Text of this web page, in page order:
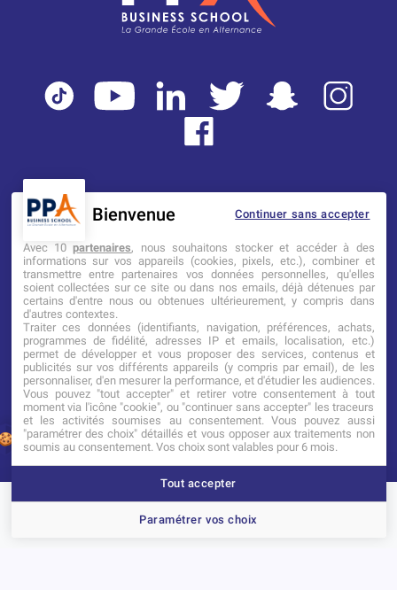
Mentions légales Tarifs CGI
Établissement d’Enseignement
Supérieur Technique Privé
Dernière mise à jour : Novembre 2025
Portes ouvertes
Continuer sans accepter
Bienvenue
Avec 10partenaires, nous souhaitons stocker et accéder à des
informations sur vos appareils (cookies, pixels, etc.), combiner et
transmettre entre partenaires vos données personnelles, qu'elles
soient collectées sur ce site ou dans nos emails, déjà détenues par
certains d'entre nous ou obtenues ultérieurement, y compris dans
d'autres contextes.
Traiter ces données (identifiants, navigation, préférences, achats,
programmes de fidélité, adresses IP et emails, localisation, etc.)
permet de développer et vous proposer des services, contenus et
publicités sur vos différents appareils (y compris par email), de les
personnaliser, d'en mesurer la performance, et d'étudier les audiences.
Vous pouvez "tout accepter" et retirer votre consentement à tout
moment via l'icône "cookie", ou "continuer sans accepter" les traceurs
et les activités soumises au consentement. Vous pouvez aussi
"paramétrer des choix" détaillés et vous opposer aux traitements non
soumis au consentement. Vos choix sont valables pour 6 mois.
Paramétrer vos choix
Tout accepter
1